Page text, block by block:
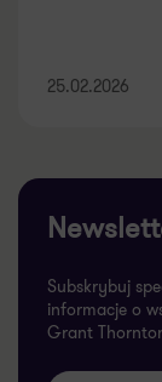
25.02.2026
Subskrybuj
informacje o
Grant